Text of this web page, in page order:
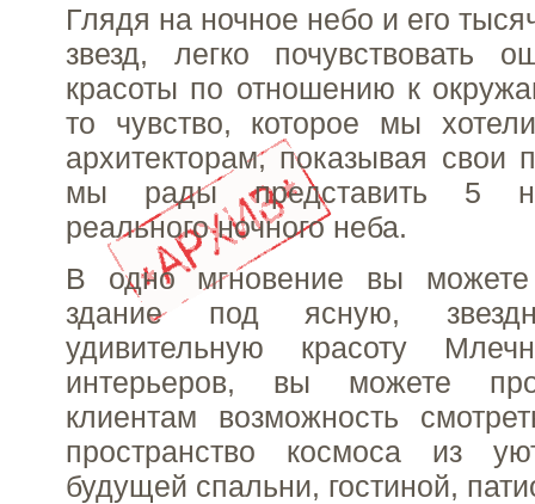
Глядя на ночное небо и его
звезд, легко почувствовать
красоты по отношению к
то чувство, которое мы
архитекторам, показывая свои
мы рады представить 5
реального ночного неба.
В одно мгновение вы можете
здание под ясную,
удивительную красоту
интерьеров, вы можете
клиентам возможность
пространство космоса из
будущей спальни, гостиной,